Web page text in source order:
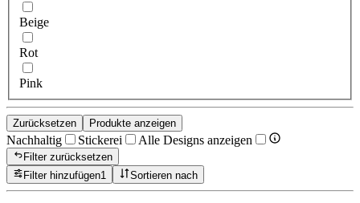
Beige
Rot
Pink
Zurücksetzen Produkte anzeigen
Nachhaltig Stickerei Alle Designs anzeigen
Filter zurücksetzen
Filter hinzufügen1 Sortieren nach